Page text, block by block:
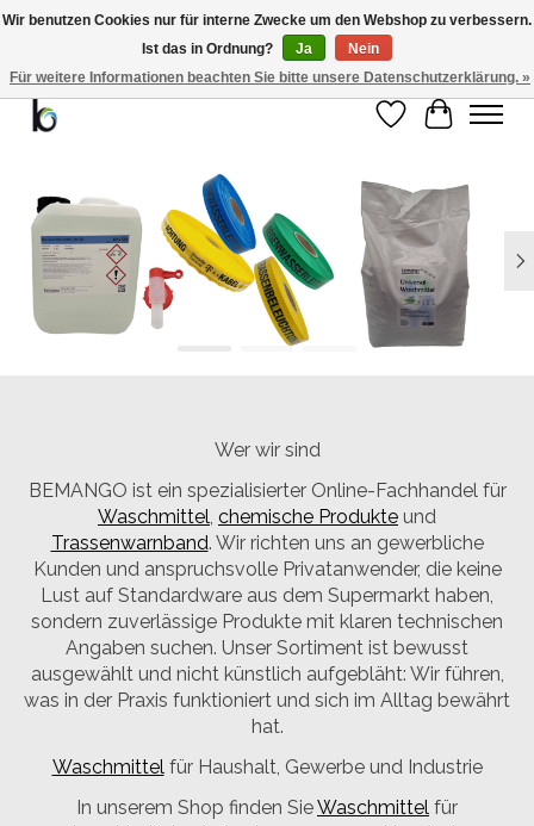
Bemango GmbH - Ewald-Gnau-Str. 11 - 42499 Hückeswagen - 02191/5991535 -
01793/955066
Wunschzettel
Ihr
Wer wir sind
BEMANGO ist ein spezialisierter Online-Fachhandel für
Waschmittel, chemische Produkte und
Trassenwarnband. Wir richten uns an gewerbliche
Kunden und anspruchsvolle Privatanwender, die keine
Lust auf Standardware aus dem Supermarkt haben,
sondern zuverlässige Produkte mit klaren technischen
Angaben suchen. Unser Sortiment ist bewusst
ausgewählt und nicht künstlich aufgebläht: Wir führen,
was in der Praxis funktioniert und sich im Alltag bewährt
hat.
Waschmittelfür Haushalt, Gewerbe und Industrie
In unserem Shop finden SieWaschmittel für
Wir benutzen Cookies nur für interne Zwecke um den Webshop zu verbessern.
Ist das in Ordnung?
Ja
Nein
Für weitere Informationen beachten Sie bitte unsere Datenschutzerklärung. »